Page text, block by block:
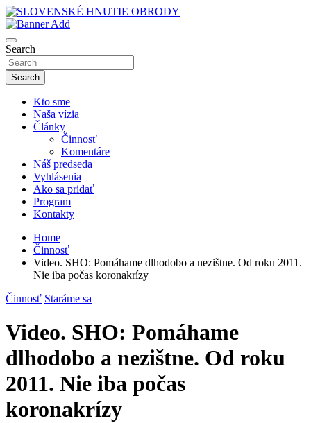
Skip
to
content
SLOVENSKÉ HNUTIE OBRODY
Search
Search
Kto sme
Naša vízia
Články
Činnosť
Komentáre
Náš predseda
Vyhlásenia
Ako sa pridať
Program
Kontakty
Home
Činnosť
Video. SHO: Pomáhame dlhodobo a nezištne. Od roku 2011.
Nie iba počas koronakrízy
Činnosť Staráme sa
Video. SHO: Pomáhame
dlhodobo a nezištne. Od roku
2011. Nie iba počas
koronakrízy